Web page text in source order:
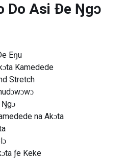
Do Asi Ðe Ŋgɔ
Eŋu
Kamedede
Stretch
Ŋgɔ
na Akɔta
ƒe Keke